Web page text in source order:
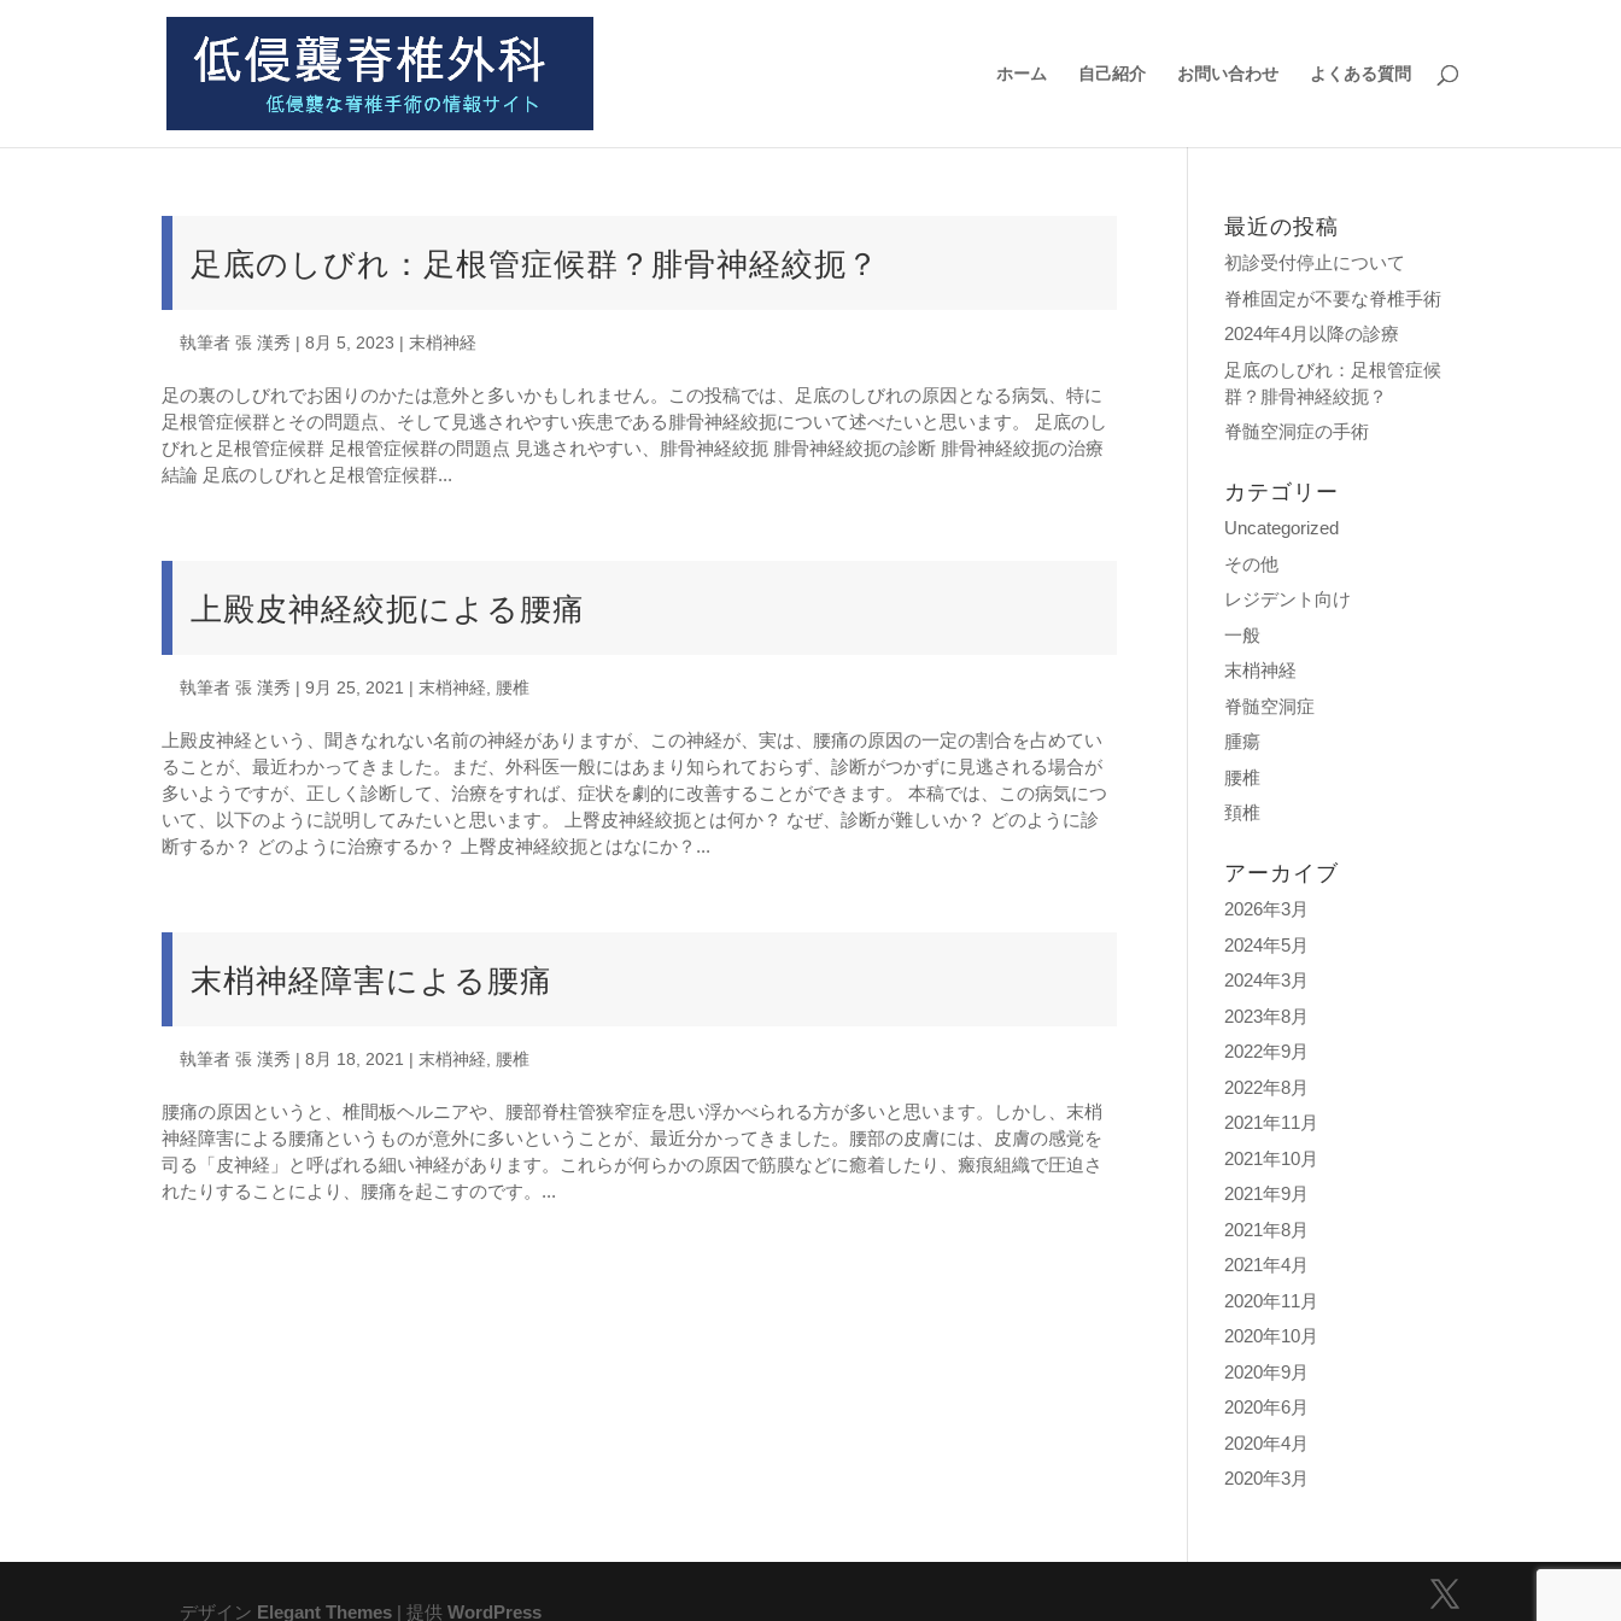
ホーム 自己紹介 お問い合わせ よくある質問
足底のしびれ：足根管症候群？腓骨神経絞扼？
執筆者張 漢秀 |8月 5, 2023 |末梢神経
足の裏のしびれでお困りのかたは意外と多いかもしれません。この投稿では、足底のしびれの原因となる病気、特に
足根管症候群とその問題点、そして見逃されやすい疾患である腓骨神経絞扼について述べたいと思います。 足底のし
びれと足根管症候群 足根管症候群の問題点 見逃されやすい、腓骨神経絞扼 腓骨神経絞扼の診断 腓骨神経絞扼の治療
結論 足底のしびれと足根管症候群...
上殿皮神経絞扼による腰痛
執筆者張 漢秀 |9月 25, 2021 |末梢神経 腰椎
上殿皮神経という、聞きなれない名前の神経がありますが、この神経が、実は、腰痛の原因の一定の割合を占めてい
ることが、最近わかってきました。まだ、外科医一般にはあまり知られておらず、診断がつかずに見逃される場合が
多いようですが、正しく診断して、治療をすれば、症状を劇的に改善することができます。 本稿では、この病気につ
いて、以下のように説明してみたいと思います。 上臀皮神経絞扼とは何か？ なぜ、診断が難しいか？ どのように診
断するか？ どのように治療するか？ 上臀皮神経絞扼とはなにか？...
末梢神経障害による腰痛
執筆者張 漢秀 |8月 18, 2021 |末梢神経 腰椎
腰痛の原因というと、椎間板ヘルニアや、腰部脊柱管狭窄症を思い浮かべられる方が多いと思います。しかし、末梢
神経障害による腰痛というものが意外に多いということが、最近分かってきました。腰部の皮膚には、皮膚の感覚を
司る「皮神経」と呼ばれる細い神経があります。これらが何らかの原因で筋膜などに癒着したり、瘢痕組織で圧迫さ
れたりすることにより、腰痛を起こすのです。...
最近の投稿
初診受付停止について
脊椎固定が不要な脊椎手術
2024年4月以降の診療
足底のしびれ：足根管症候
群？腓骨神経絞扼？
脊髄空洞症の手術
カテゴリー
Uncategorized
その他
レジデント向け
一般
末梢神経
脊髄空洞症
腫瘍
腰椎
頚椎
アーカイブ
2026年3月
2024年5月
2024年3月
2023年8月
2022年9月
2022年8月
2021年11月
2021年10月
2021年9月
2021年8月
2021年4月
2020年11月
2020年10月
2020年9月
2020年6月
2020年4月
2020年3月
デザイン Elegant Themes | 提供WordPress